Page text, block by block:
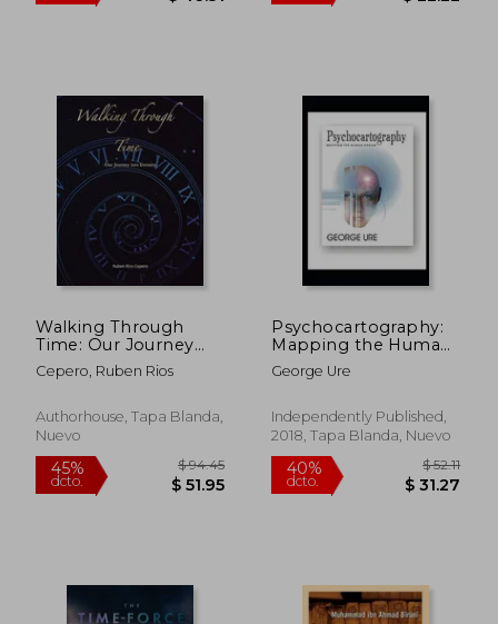
Walking Through
Time: Our Journey
into Eternity (en
Inglés)
Cepero, Ruben Rios
Authorhouse, Tapa Blanda,
Nuevo
Psychocartography:
Mapping the Human
Dream (en Inglés)
George Ure
Independently Published,
2018, Tapa Blanda, Nuevo